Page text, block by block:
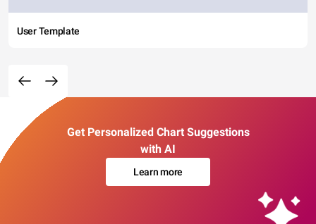
User Template
Get Personalized Chart Suggestions
with AI
Learn more